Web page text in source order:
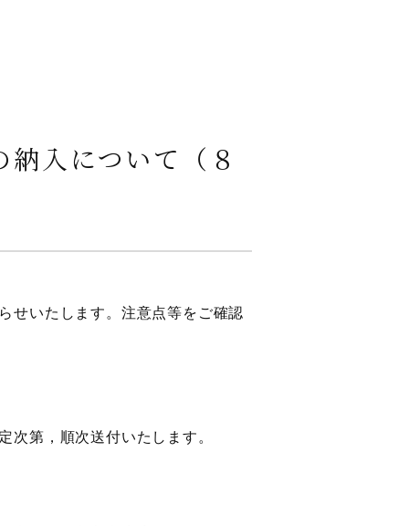
入について（８
せいたします。注意点等をご確認
第，順次送付いたします。